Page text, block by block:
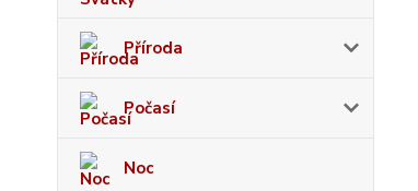
Příroda
Počasí
Noc